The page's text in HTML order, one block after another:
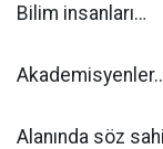
Bilim insanları…
Alanında söz